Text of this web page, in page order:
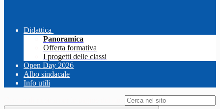
Didattica
Panoramica
Offerta formativa
I progetti delle classi
Open Day 2026
Albo sindacale
Info utili